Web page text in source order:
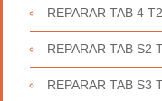
REPARAR TAB 4
REPARAR TAB S2
REPARAR TAB S3